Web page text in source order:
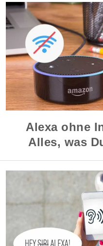
Alexa ohne
Alles, was